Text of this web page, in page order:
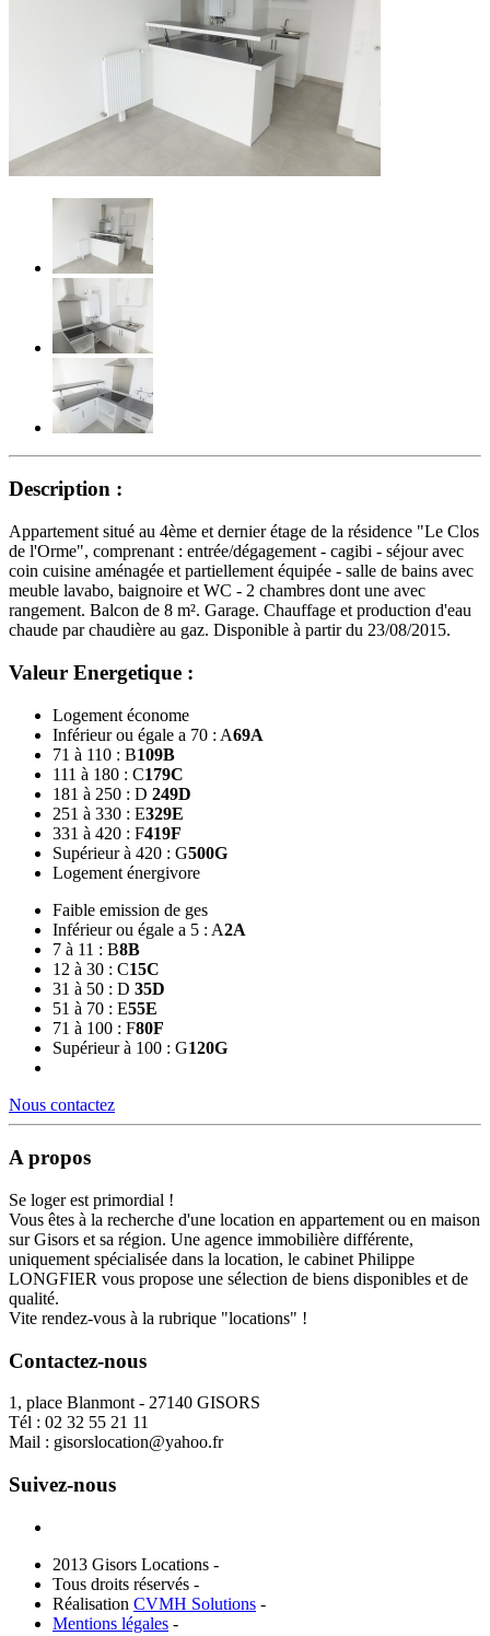
Description :
Appartement situé au 4ème et dernier étage de la résidence "Le Clos
de l'Orme", comprenant : entrée/dégagement - cagibi - séjour avec
coin cuisine aménagée et partiellement équipée - salle de bains avec
meuble lavabo, baignoire et WC - 2 chambres dont une avec
rangement. Balcon de 8 m². Garage. Chauffage et production d'eau
chaude par chaudière au gaz. Disponible à partir du 23/08/2015.
Valeur Energetique :
Logement économe
Inférieur ou égale a 70 : A69A
71 à 110 : B109B
111 à 180 : C179C
181 à 250 : D 249D
251 à 330 : E329E
331 à 420 : F419F
Supérieur à 420 : G500G
Logement énergivore
Faible emission de ges
Inférieur ou égale a 5 : A2A
7 à 11 : B8B
12 à 30 : C15C
31 à 50 : D 35D
51 à 70 : E55E
71 à 100 : F80F
Supérieur à 100 : G120G
Nous contactez
A propos
Se loger est primordial !
Vous êtes à la recherche d'une location en appartement ou en maison
sur Gisors et sa région. Une agence immobilière différente,
uniquement spécialisée dans la location, le cabinet Philippe
LONGFIER vous propose une sélection de biens disponibles et de
qualité.
Vite rendez-vous à la rubrique "locations" !
Contactez-nous
1, place Blanmont - 27140 GISORS
Tél : 02 32 55 21 11
Mail : gisorslocation@yahoo.fr
Suivez-nous
2013 Gisors Locations -
Tous droits réservés -
Réalisation CVMH Solutions -
Mentions légales -